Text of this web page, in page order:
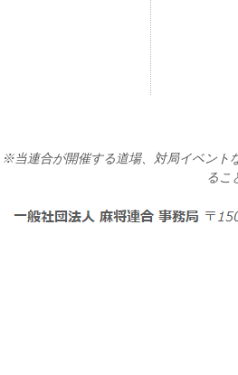
※当連合が開催する道場、対局イベント
るこ